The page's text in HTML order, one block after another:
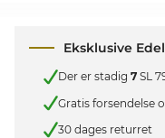
Eksklusive
Der er stadig 7 SL
Gratis forsendelse
30 dages returret